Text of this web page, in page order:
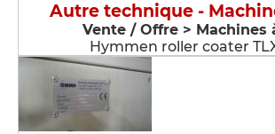
Autre technique -
Vente / Offre > Machines
Hymmen roller coater